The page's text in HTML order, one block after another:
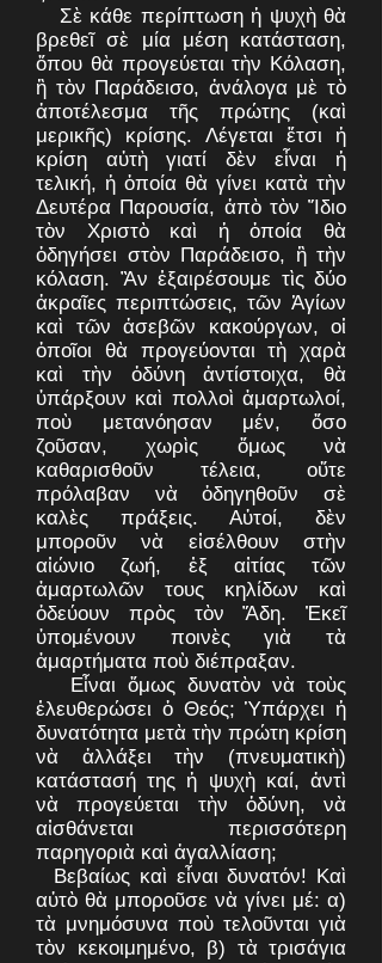
Σὲ κάθε περίπτωση ἡ ψυχὴ θὰ
βρεθεῖ σὲ μία μέση κατάσταση,
ὅπου θὰ προγεύεται τὴν Κόλαση,
ἢ τὸν Παράδεισο, ἀνάλογα μὲ τὸ
ἀποτέλεσμα τῆς πρώτης (καὶ
μερικῆς) κρίσης. Λέγεται ἔτσι ἡ
κρίση αὐτὴ γιατί δὲν εἶναι ἡ
τελική, ἡ ὁποία θὰ γίνει κατὰ τὴν
Δευτέρα Παρουσία, ἀπὸ τὸν Ἴδιο
τὸν Χριστὸ καὶ ἡ ὁποία θὰ
ὁδηγήσει στὸν Παράδεισο, ἢ τὴν
κόλαση. Ἂν ἑξαιρέσουμε τὶς δύο
ἀκραῖες περιπτώσεις, τῶν Ἁγίων
καὶ τῶν ἀσεβῶν κακούργων, οἱ
ὁποῖοι θὰ προγεύονται τὴ χαρὰ
καὶ τὴν ὀδύνη ἀντίστοιχα, θὰ
ὑπάρξουν καὶ πολλοὶ ἁμαρτωλοί,
ποὺ μετανόησαν μέν, ὅσο
ζοῦσαν, χωρὶς ὅμως νὰ
καθαρισθοῦν τέλεια, οὔτε
πρόλαβαν νὰ ὁδηγηθοῦν σὲ
καλὲς πράξεις. Αὐτοί, δὲν
μποροῦν νὰ εἰσέλθουν στὴν
αἰώνιο ζωή, ἐξ αἰτίας τῶν
ἁμαρτωλῶν τους κηλίδων καὶ
ὁδεύουν πρὸς τὸν Ἅδη. Ἐκεῖ
ὑπομένουν ποινὲς γιὰ τὰ
ἁμαρτήματα ποὺ διέπραξαν.
Εἶναι ὅμως δυνατὸν νὰ τοὺς
ἐλευθερώσει ὁ Θεός; Ὑπάρχει ἡ
δυνατότητα μετὰ τὴν πρώτη κρίση
νὰ ἀλλάξει τὴν (πνευματικὴ)
κατάστασή της ἡ ψυχὴ καί, ἀντὶ
νὰ προγεύεται τὴν ὀδύνη, νὰ
αἰσθάνεται περισσότερη
παρηγοριὰ καὶ ἀγαλλίαση;
Βεβαίως καὶ εἶναι δυνατόν! Καὶ
αὐτὸ θὰ μποροῦσε νὰ γίνει μέ: α)
τὰ μνημόσυνα ποὺ τελοῦνται γιὰ
τὸν κεκοιμημένο, β) τὰ τρισάγια